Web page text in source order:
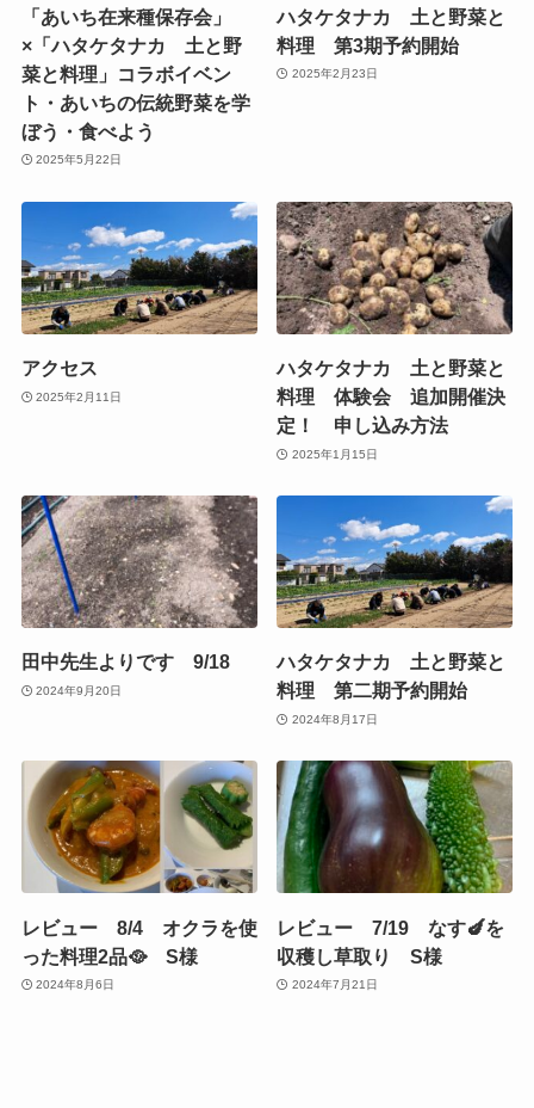
「あいち在来種保存会」
×「ハタケタナカ 土と野
菜と料理」コラボイベン
ト・あいちの伝統野菜を学
ぼう・食べよう
2025年5月22日
ハタケタナカ 土と野菜と
料理 第3期予約開始
2025年2月23日
アクセス
2025年2月11日
ハタケタナカ 土と野菜と
料理 体験会 追加開催決
定！ 申し込み方法
2025年1月15日
田中先生よりです 9/18
2024年9月20日
ハタケタナカ 土と野菜と
料理 第二期予約開始
2024年8月17日
レビュー 8/4 オクラを使
った料理2品🥘 S様
2024年8月6日
レビュー 7/19 なす🍆を
収穫し草取り S様
2024年7月21日